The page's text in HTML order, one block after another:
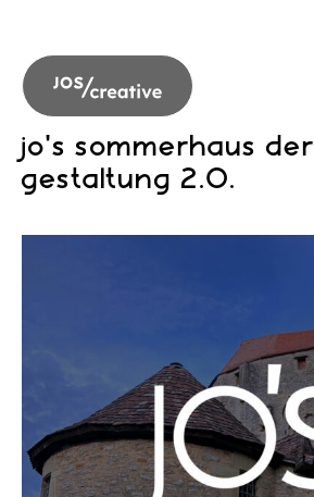
jo's sommerhaus der
gestaltung 2.0.